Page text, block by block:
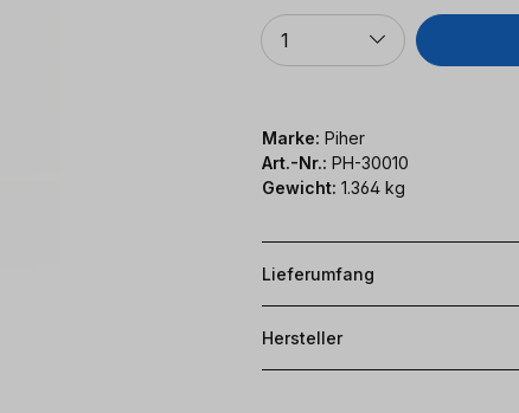
Anzahl
1
Marke: Piher
Art.-Nr.: PH-30010
Gewicht: 1.364 kg
Lieferumfang
Hersteller